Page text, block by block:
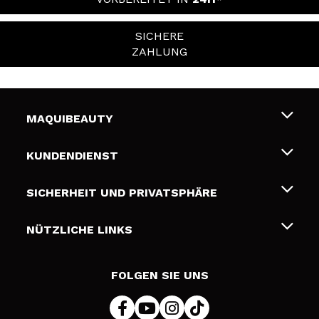
SICHERE
ZAHLUNG
MAQUIBEAUTY
Über uns
Geschenkkarten
KUNDENDIENST
Liefer- und Versandkosten
Zahlung
SICHERHEIT UND PRIVATSPHÄRE
Bedingungen und Datenschutz
NÜTZLICHE LINKS
FOLGEN SIE UNS